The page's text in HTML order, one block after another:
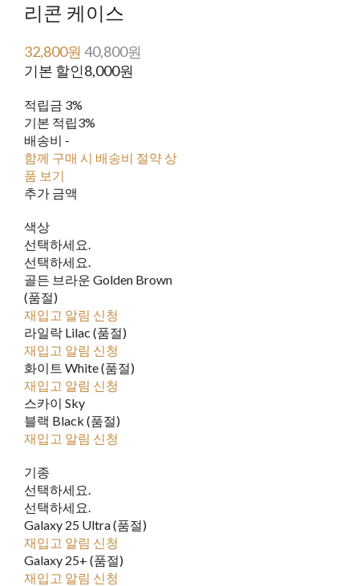
리콘 케이스
32,800원 40,800원
기본 할인8,000원
적립금 3%
기본 적립3%
배송비 -
함께 구매 시 배송비 절약 상
품 보기
추가 금액
색상
선택하세요.
선택하세요.
골든 브라운 Golden Brown
(품절)
재입고 알림 신청
라일락 Lilac (품절)
재입고 알림 신청
화이트 White (품절)
재입고 알림 신청
스카이 Sky
블랙 Black (품절)
재입고 알림 신청
기종
선택하세요.
선택하세요.
Galaxy 25 Ultra (품절)
재입고 알림 신청
Galaxy 25+ (품절)
재입고 알림 신청